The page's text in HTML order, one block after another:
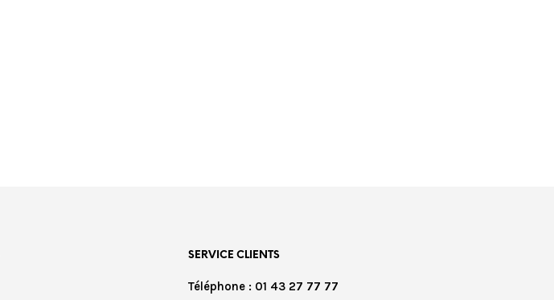
SERVICE CLIENTS
Téléphone : 01 43 27 77 77